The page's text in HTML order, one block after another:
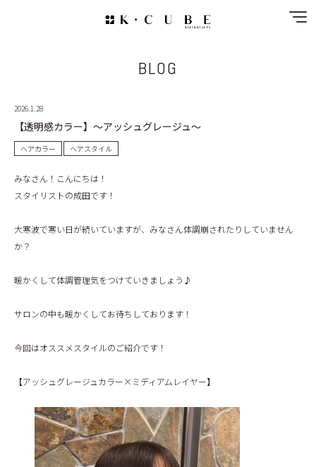
SPECIAL MENU
MENU
SHOP&STAFF
GALLERY
RECRUIT
BLOG
BLOG
2026.1.28
【透明感カラー】～アッシュグレージュ～
ヘアカラー ヘアスタイル
みなさん！こんにちは！
スタイリストの成田です！
大寒波で寒い日が続いていますが、みなさん体調崩されたりしていません
か？
暖かくして体調管理気をつけていきましょう♪
サロンの中も暖かくしてお待ちしております！
今回はオススメスタイルのご紹介です！
【アッシュグレージュカラー×ミディアムレイヤー】